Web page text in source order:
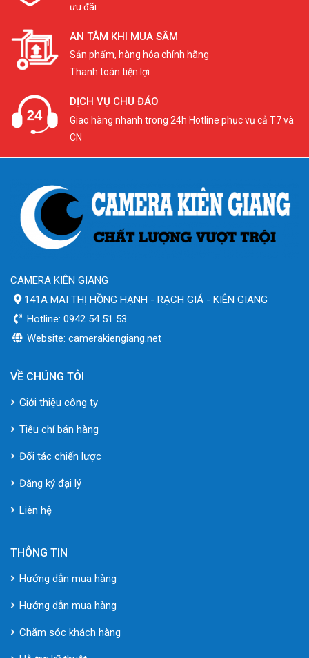
ưu đãi
AN TÂM KHI MUA SẮM
Sản phẩm, hàng hóa chính hãng
Thanh toán tiện lợi
DỊCH VỤ CHU ĐÁO
Giao hàng nhanh trong 24h Hotline phục vụ cả T7 và
CN
CAMERA KIÊN GIANG
141A MAI THỊ HỒNG HẠNH - RẠCH GIÁ - KIÊN GIANG
Hotline: 0942 54 51 53
Website: camerakiengiang.net
VỀ CHÚNG TÔI
Giới thiệu công ty
Tiêu chí bán hàng
Đối tác chiến lược
Đăng ký đại lý
Liên hệ
THÔNG TIN
Hướng dẫn mua hàng
Hướng dẫn mua hàng
Chăm sóc khách hàng